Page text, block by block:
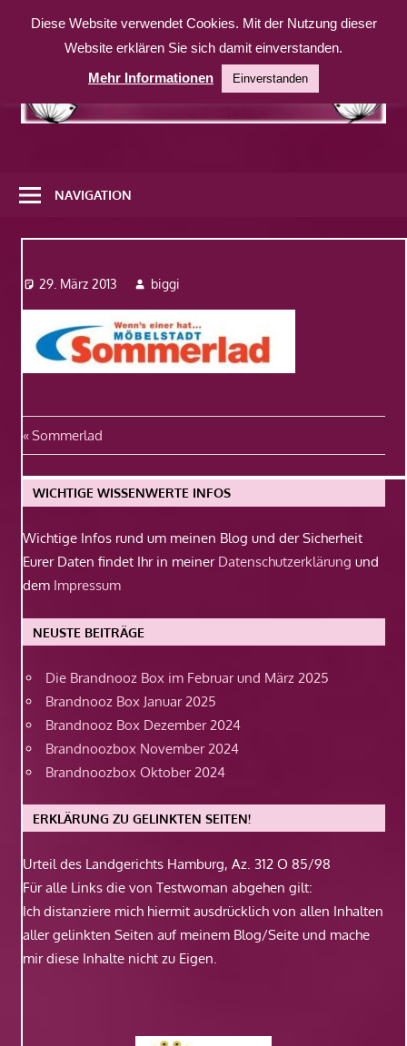
Inhalt
weitere
Website
NAVIGATION
29. März 2013 biggi
Beitragsnavigation
Vorheriger
Beitrag:
Sommerlad
WICHTIGE WISSENWERTE INFOS
Wichtige Infos rund um meinen Blog und der Sicherheit
Eurer Daten findet Ihr in meiner Datenschutzerklärung und
dem Impressum
NEUSTE BEITRÄGE
Die Brandnooz Box im Februar und März 2025
Brandnooz Box Januar 2025
Brandnooz Box Dezember 2024
Brandnoozbox November 2024
Brandnoozbox Oktober 2024
ERKLÄRUNG ZU GELINKTEN SEITEN!
Urteil des Landgerichts Hamburg, Az. 312 O 85/98
Für alle Links die von Testwoman abgehen gilt:
Ich distanziere mich hiermit ausdrücklich von allen Inhalten
aller gelinkten Seiten auf meinem Blog/Seite und mache
mir diese Inhalte nicht zu Eigen.
Diese Website verwendet Cookies. Mit der Nutzung dieser
Website erklären Sie sich damit einverstanden.
Mehr Informationen
Einverstanden